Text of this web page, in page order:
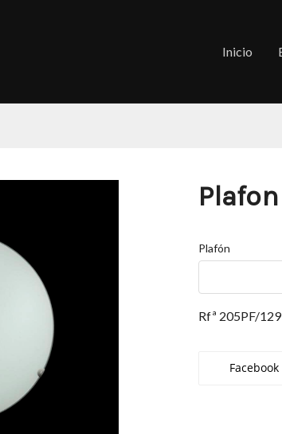
Inicio
Plafón
Rfª 205PF/
Facebook